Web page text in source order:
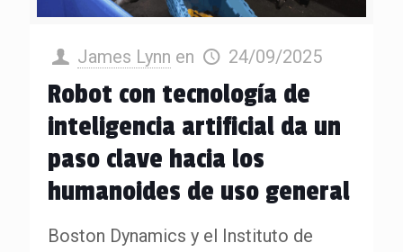
James Lynn en 24/09/2025
Robot con tecnología de
inteligencia artificial da un
paso clave hacia los
humanoides de uso general
Boston Dynamics y el Instituto de